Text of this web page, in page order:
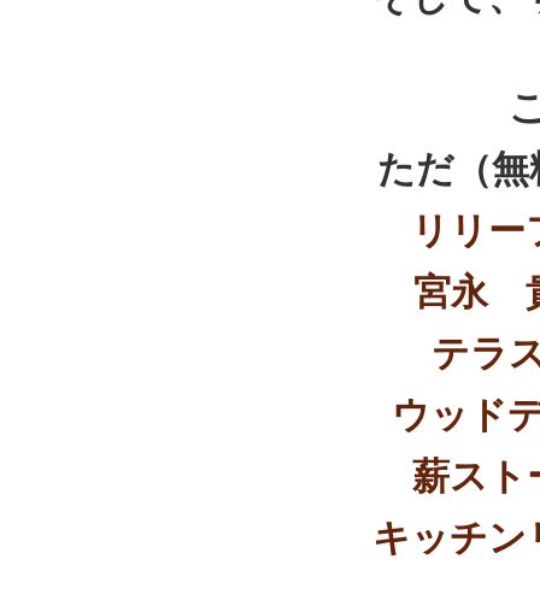
ただ（
リリ
宮永
テラ
ウッド
薪スト
キッチン